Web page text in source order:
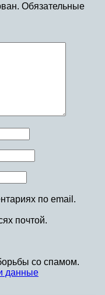
Обязательные
по email.
почтой.
со спамом.
данные